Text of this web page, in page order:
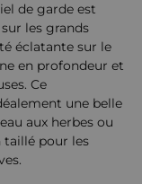
de garde est
les grands
éclatante sur le
en profondeur et
Ce
une belle
aux herbes ou
taillé pour les